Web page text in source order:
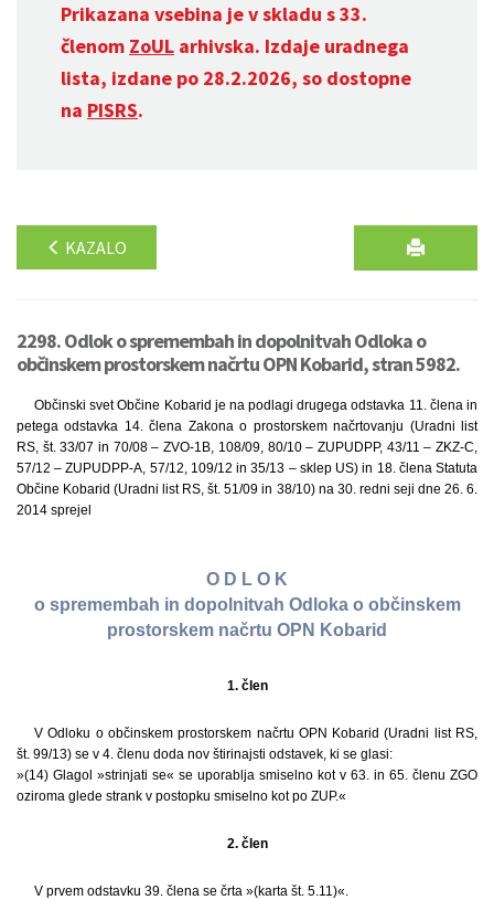
Prikazana vsebina je v skladu s 33.
členom ZoUL arhivska. Izdaje uradnega
lista, izdane po 28.2.2026, so dostopne
na PISRS.
KAZALO
2298. Odlok o spremembah in dopolnitvah Odloka o
občinskem prostorskem načrtu OPN Kobarid, stran 5982.
Občinski svet Občine Kobarid je na podlagi drugega odstavka 11. člena in
petega odstavka 14. člena Zakona o prostorskem načrtovanju (Uradni list
RS, št. 33/07 in 70/08 – ZVO-1B, 108/09, 80/10 – ZUPUDPP, 43/11 – ZKZ-C,
57/12 – ZUPUDPP-A, 57/12, 109/12 in 35/13 – sklep US) in 18. člena Statuta
Občine Kobarid (Uradni list RS, št. 51/09 in 38/10) na 30. redni seji dne 26. 6.
2014 sprejel
O D L O K
o spremembah in dopolnitvah Odloka o občinskem
prostorskem načrtu OPN Kobarid
1. člen
V Odloku o občinskem prostorskem načrtu OPN Kobarid (Uradni list RS,
št. 99/13) se v 4. členu doda nov štirinajsti odstavek, ki se glasi:
»(14) Glagol »strinjati se« se uporablja smiselno kot v 63. in 65. členu ZGO
oziroma glede strank v postopku smiselno kot po ZUP.«
2. člen
V prvem odstavku 39. člena se črta »(karta št. 5.11)«.